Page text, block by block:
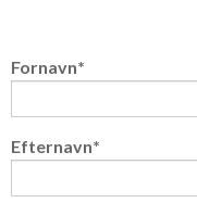
Fornavn*
Efternavn*